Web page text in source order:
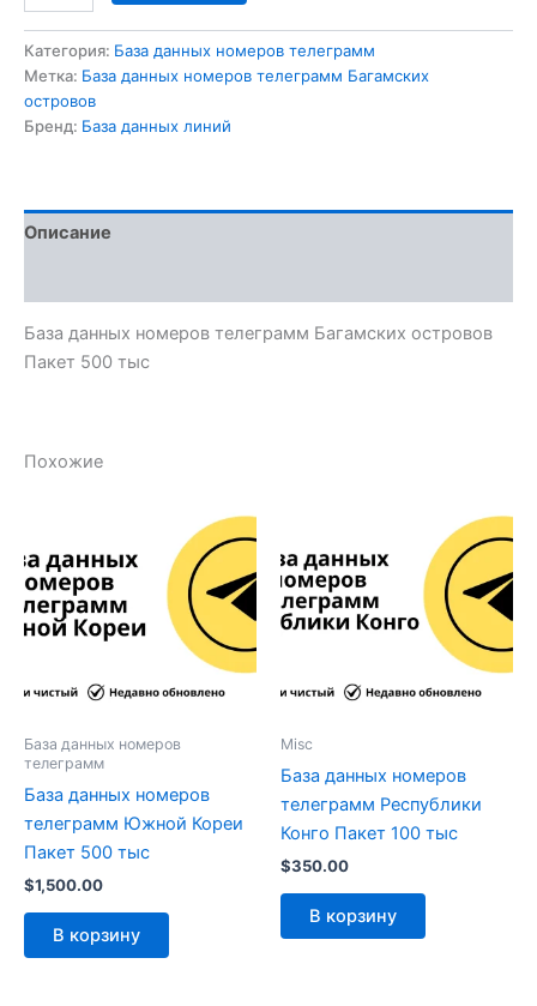
Категория: База данных номеров телеграмм
Метка: База данных номеров телеграмм Багамских
островов
Бренд: База данных линий
Описание
База данных номеров телеграмм Багамских островов
Пакет 500 тыс
Похожие
База данных номеров
телеграмм
База данных номеров
телеграмм Южной Кореи
Пакет 500 тыс
$1,500.00
В корзину
Misc
База данных номеров
телеграмм Республики
Конго Пакет 100 тыс
$350.00
В корзину